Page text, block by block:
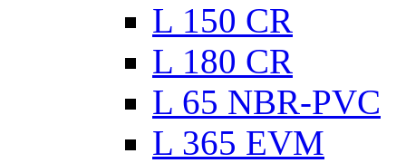
L 150 CR
L 180 CR
L 65 NBR-PVC
L 365 EVM